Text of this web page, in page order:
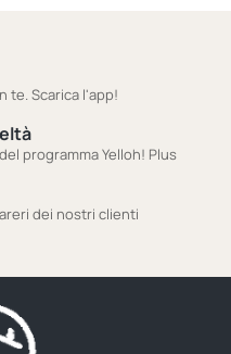
te. Scarica l'app!
programma Yelloh! Plus
dei nostri clienti